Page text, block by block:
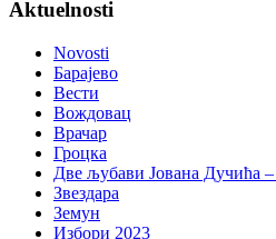
Aktuelnosti
Novosti
Барајево
Вести
Вождовац
Врачар
Гроцка
Две љубави Јована Дучића
Звездара
Земун
Избори 2023